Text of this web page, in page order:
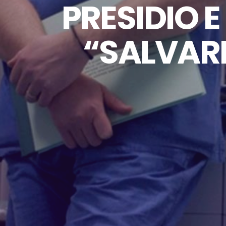
PRESIDIO